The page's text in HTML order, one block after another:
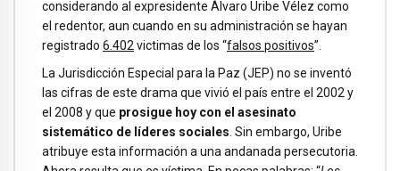
considerando al expresidente Álvaro Uribe Vélez como
el redentor, aun cuando en su administración se hayan
registrado 6.402 victimas de los “falsos positivos”.
La Jurisdicción Especial para la Paz (JEP) no se inventó
las cifras de este drama que vivió el país entre el 2002 y
el 2008 y que prosigue hoy con el asesinato
sistemático de líderes sociales . Sin embargo, Uribe
atribuye esta información a una andanada persecutoria.